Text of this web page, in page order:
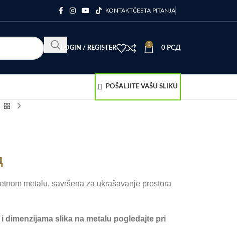
KONTAKTČESTA PITANJA
LOGIN / REGISTER
0
0 РСД
POŠALJITE VAŠU SLIKU
metalu, savršena za ukrašavanje prostora
dimenzijama slika na metalu pogledajte pri